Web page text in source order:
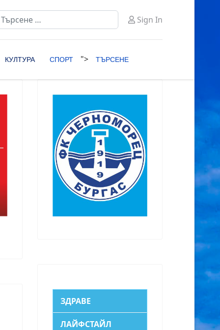
Sign In
КУЛТУРА СПОРТ "> ТЪРСЕНЕ
ЗДРАВЕ
ЛАЙФСТАЙЛ